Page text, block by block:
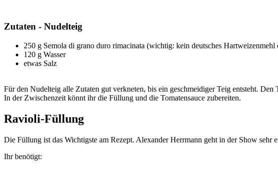
Zutaten - Nudelteig
250 g Semola di grano duro rimacinata (wichtig: kein deutsches
120 g Wasser
etwas Salz
Für den Nudelteig alle Zutaten gut verkneten, bis ein geschmeidiger Teig entsteht.
In der Zwischenzeit könnt ihr die Füllung und die Tomatensauce zubereiten.
Ravioli-Füllung
Die Füllung ist das Wichtigste am Rezept. Alexander Herrmann geht in der Show sehr
Ihr benötigt: